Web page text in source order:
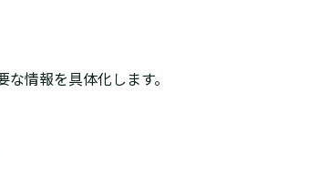
情報を具体化します。